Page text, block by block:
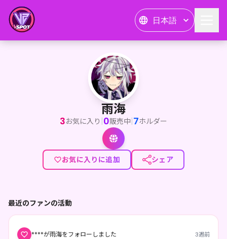
日本語
雨海
IRIAMで活動している”自称”最高に可愛い雨海といいます！
雨海
3お気に入り |0販売中|7ホルダー
お気に入りに追加 シェア
最近のファンの活動
****が雨海をフォローしました 3週前